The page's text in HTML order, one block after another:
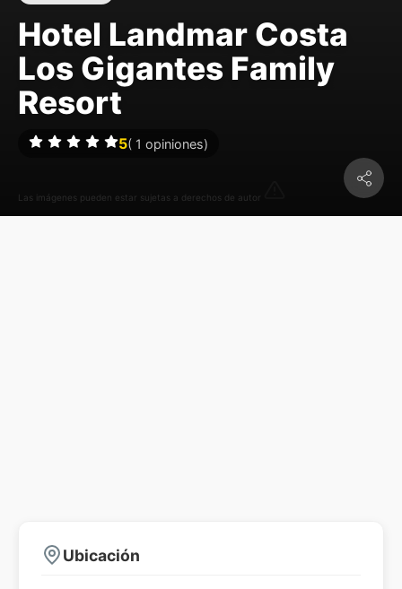
Las imágenes pueden estar sujetas a derechos de autor
Hotel Landmar Costa
Los Gigantes Family
Resort
5( 1 opiniones)
Ubicación